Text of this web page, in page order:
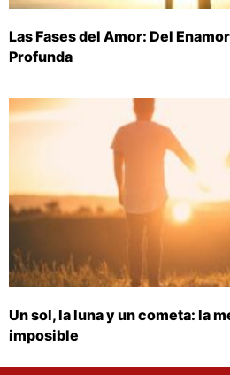
Las Fases del Amor: Del
Profunda
Un sol, la luna y un cometa: la
imposible